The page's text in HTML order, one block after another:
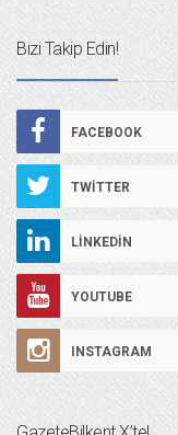
Bizi Takip Edin!
FACEBOOK
TWITTER
LINKEDIN
YOUTUBE
INSTAGRAM